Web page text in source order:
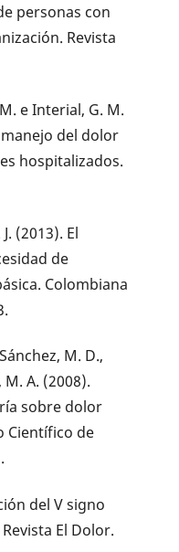
personas con
Revista
e Interial, G. M.
del dolor
hospitalizados.
(2013). El
de
Colombiana
M. D.,
M. A. (2008).
sobre dolor
Científico de
del V signo
El Dolor.